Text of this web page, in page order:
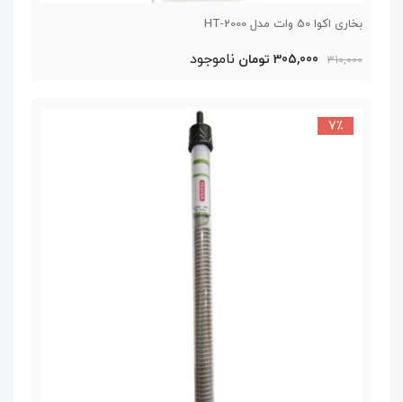
بخاری اکوا 50 وات مدل HT-2000
310,000 305,000 تومان ناموجود
7٪